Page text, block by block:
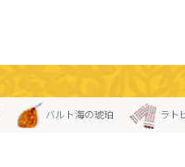
バルト海の琥珀 ラト